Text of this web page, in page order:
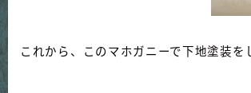
これから、このマホガニーで下地塗装を